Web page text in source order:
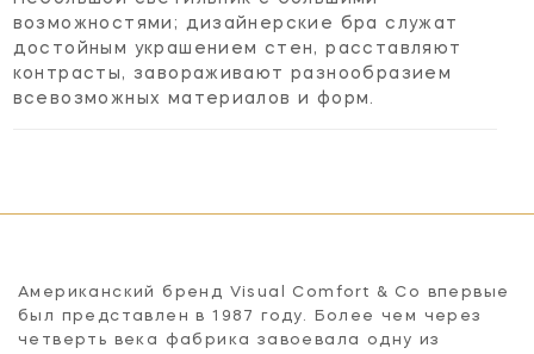
возможностями; дизайнерские бра служат
достойным украшением стен, расставляют
контрасты, завораживают разнообразием
всевозможных материалов и форм.
Американский бренд Visual Comfort & Co впервые
был представлен в 1987 году. Более чем через
четверть века фабрика завоевала одну из